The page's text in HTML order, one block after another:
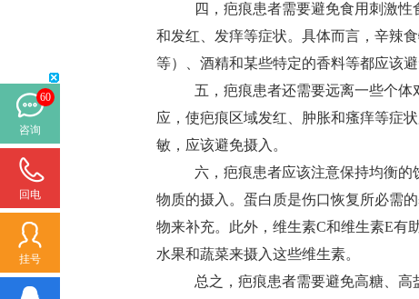
四，疤痕患者需要避免食用刺激性
和发红、发痒等症状。具体而言，辛辣
等）、酒精和某些特定的香料等都应该避
五，疤痕患者还需要远离一些个体
应，使疤痕区域发红、肿胀和瘙痒等症
敏，应该避免摄入。
六，疤痕患者应该注意保持均衡的
物质的摄入。蛋白质是伤口恢复所必需
物来补充。此外，维生素C和维生素E有
水果和蔬菜来摄入这些维生素。
总之，疤痕患者需要避免高糖、高
60
咨询
回电
挂号